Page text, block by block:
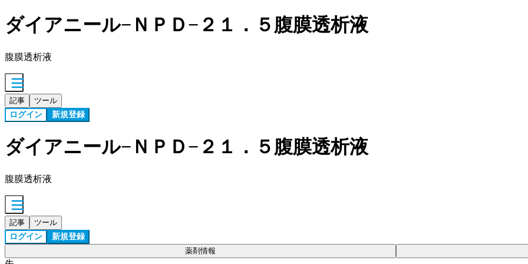
ダイアニール−ＮＰＤ−２１．５腹膜透析液
腹膜透析液
記事 ツール
ログイン 新規登録
ダイアニール−ＮＰＤ−２１．５腹膜透析液
腹膜透析液
記事 ツール
ログイン 新規登録
薬剤情報